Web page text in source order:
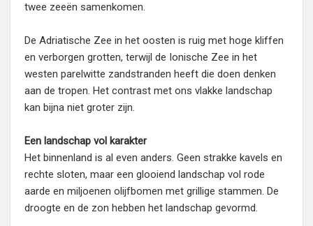
twee zeeën samenkomen.
De Adriatische Zee in het oosten is ruig met hoge kliffen
en verborgen grotten, terwijl de Ionische Zee in het
westen parelwitte zandstranden heeft die doen denken
aan de tropen. Het contrast met ons vlakke landschap
kan bijna niet groter zijn.
Een landschap vol karakter
Het binnenland is al even anders. Geen strakke kavels en
rechte sloten, maar een glooiend landschap vol rode
aarde en miljoenen olijfbomen met grillige stammen. De
droogte en de zon hebben het landschap gevormd.